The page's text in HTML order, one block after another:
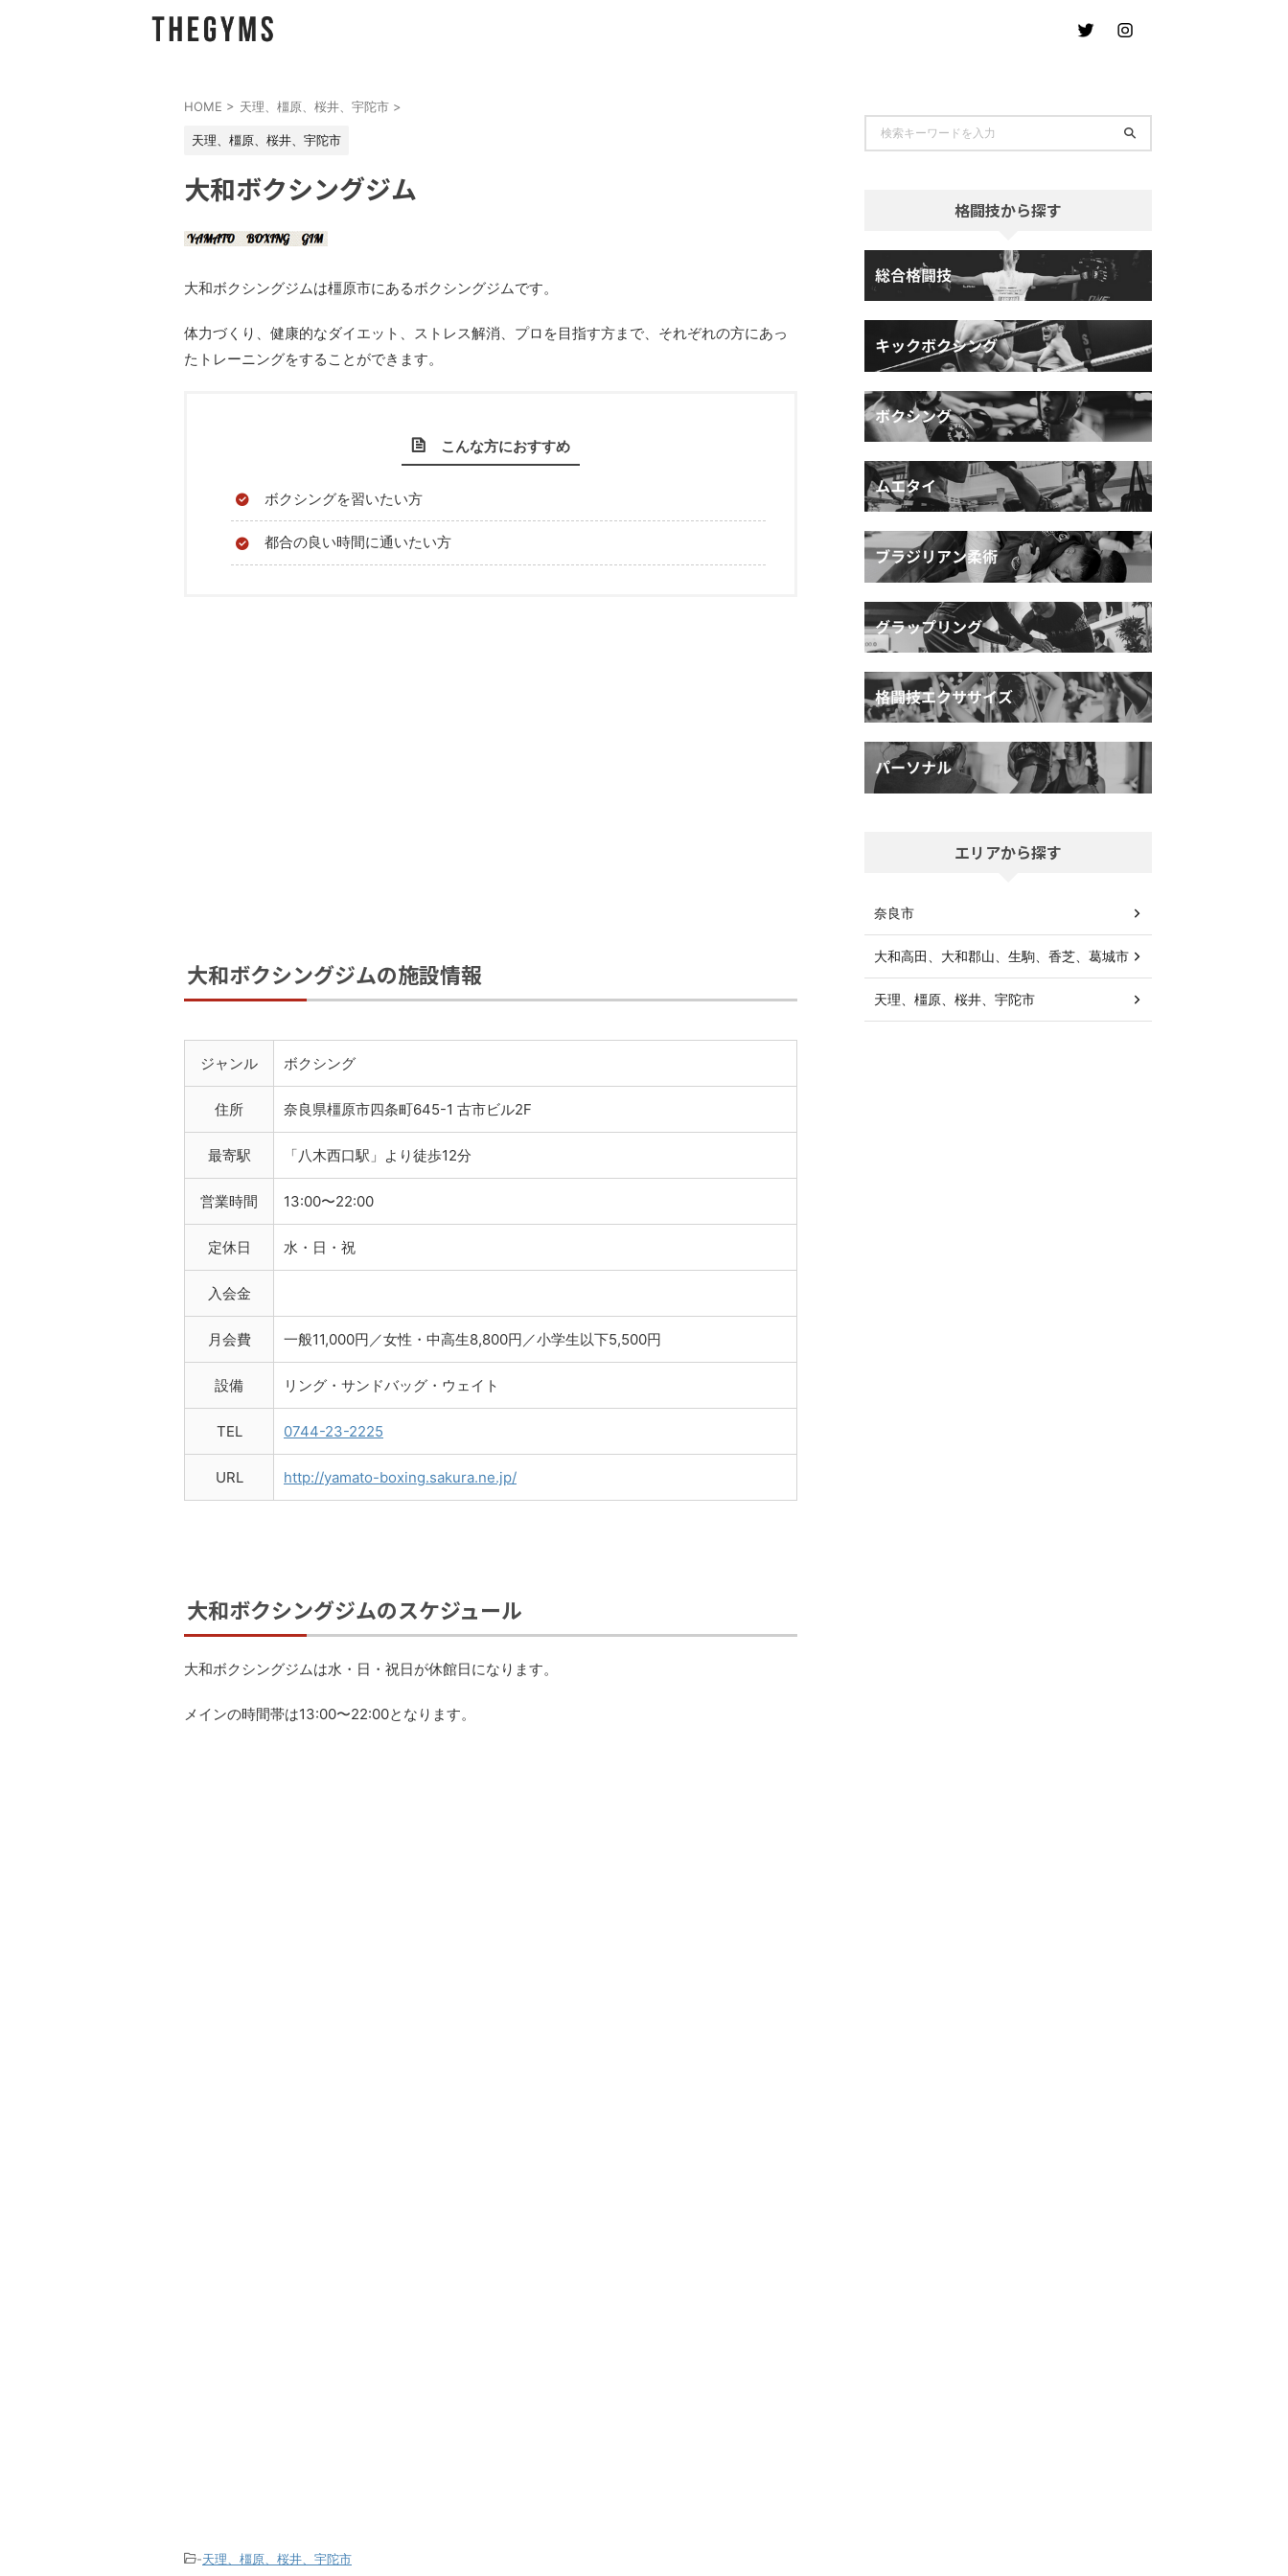
HOME > 天理、橿原、桜井、宇陀市 >
天理、橿原、桜井、宇陀市
大和ボクシングジム
大和ボクシングジムは橿原市にあるボクシングジムです。
体力づくり、健康的なダイエット、ストレス解消、プロを目指す方まで、それぞれの方にあっ
たトレーニングをすることができます。
こんな方におすすめ
ボクシングを習いたい方
都合の良い時間に通いたい方
大和ボクシングジムの施設情報
ジャンル ボクシング
住所 奈良県橿原市四条町645-1 古市ビル2F
最寄駅 「八木西口駅」より徒歩12分
営業時間 13:00〜22:00
定休日 水・日・祝
入会金
月会費 一般11,000円／女性・中高生8,800円／小学生以下5,500円
設備 リング・サンドバッグ・ウェイト
TEL 0744-23-2225
URL http://yamato-boxing.sakura.ne.jp/
大和ボクシングジムのスケジュール
大和ボクシングジムは水・日・祝日が休館日になります。
メインの時間帯は13:00〜22:00となります。
-天理、橿原、桜井、宇陀市
格闘技から探す
エリアから探す
奈良市
大和高田、大和郡山、生駒、香芝、葛城市
天理、橿原、桜井、宇陀市